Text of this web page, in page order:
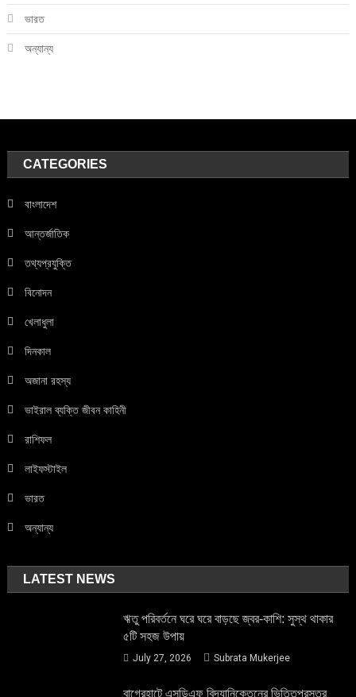
ভারত
অন্যান্য
CATEGORIES
বাংলাদেশ
আন্তর্জাতিক
তথ্যপ্রযুক্তি
বিনোদন
খেলাধুলা
দিনকাল
অজানা রহস্য
ভাইরাল ব্যক্তি জীবন কাহিনী
রাশিফল
লাইফস্টাইল
ভারত
অন্যান্য
LATEST NEWS
ঋতু পরিবর্তনে ঘরে ঘরে বাড়ছে জ্বর-কাশি: সুস্থ থাকার
৫টি সহজ উপায়
July 27, 2026 Subrata Mukerjee
বাগেরহাটে এসডিএফ বিদ্যানিকেতনের ভিত্তিপ্রস্তর